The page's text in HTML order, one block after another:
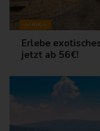
AFRIKA
Erlebe
jetzt ab 56€!